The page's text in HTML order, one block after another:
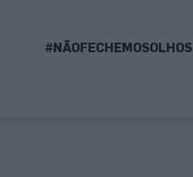
#NÃOFECHEMOSOLHOS